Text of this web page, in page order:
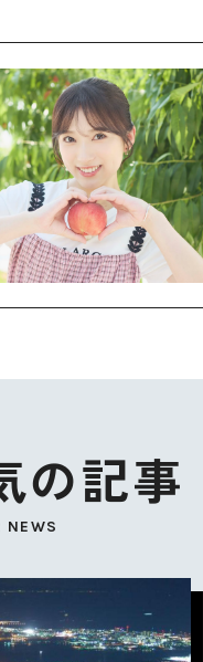
の記事
NEWS